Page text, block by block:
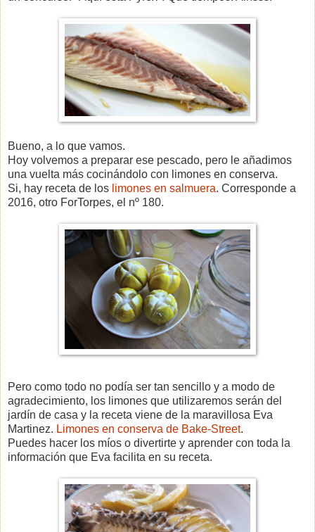
Bueno, a lo que vamos.
Hoy volvemos a preparar ese pescado, pero le añadimos
una vuelta más cocinándolo con limones en conserva.
Si, hay receta de los limones en salmuera. Corresponde a
2016, otro ForTorpes, el nº 180.
Pero como todo no podía ser tan sencillo y a modo de
agradecimiento, los limones que utilizaremos serán del
jardín de casa y la receta viene de la maravillosa Eva
Martinez. Limones en conserva de Bake-Street.
Puedes hacer los míos o divertirte y aprender con toda la
información que Eva facilita en su receta.